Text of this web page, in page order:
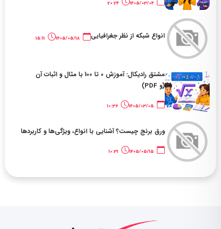
20:24
انواع شبکه از نظر جغرافیایی
مشتق رادیکال: آموزش 0 تا 100 با مثال و اثبات آن
(و PDF)
10:36
ورق برنج چیست؟ آشنایی با انواع، ویژگی‌ها و کاربردها